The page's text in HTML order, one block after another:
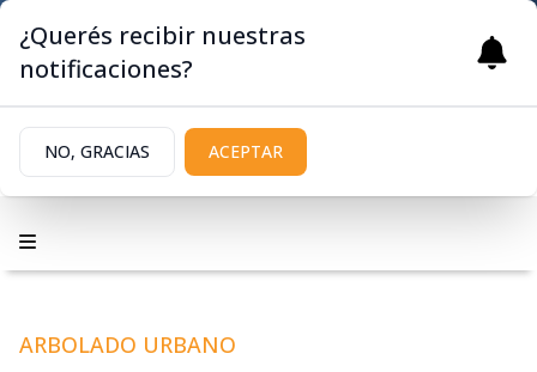
ARBOLADO URBANO
¿Querés recibir nuestras
notificaciones?
NO, GRACIAS ACEPTAR